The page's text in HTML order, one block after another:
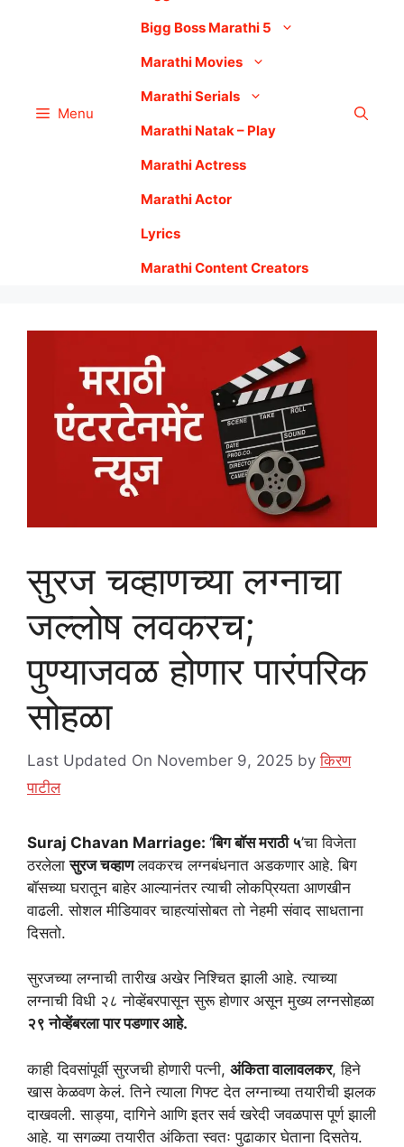
Menu
Bigg Boss Marathi 5
Marathi Movies
Marathi Serials
Marathi Natak – Play
Marathi Actress
Marathi Actor
Lyrics
Marathi Content Creators
सुरज चव्हाणच्या लग्नाचा
जल्लोष लवकरच;
पुण्याजवळ होणार पारंपरिक
सोहळा
Last Updated On November 9, 2025 byकिरण
पाटील
Suraj Chavan Marriage: ‘बिग बॉस मराठी ५’चा विजेता
ठरलेलासुरज चव्हाणलवकरच लग्नबंधनात अडकणार आहे. बिग
बॉसच्या घरातून बाहेर आल्यानंतर त्याची लोकप्रियता आणखीन
वाढली. सोशल मीडियावर चाहत्यांसोबत तो नेहमी संवाद साधताना
दिसतो.
सुरजच्या लग्नाची तारीख अखेर निश्चित झाली आहे. त्याच्या
लग्नाची विधी २८ नोव्हेंबरपासून सुरू होणार असून मुख्य लग्नसोहळा
२९ नोव्हेंबरला पार पडणार आहे.
काही दिवसांपूर्वी सुरजची होणारी पत्नी, अंकिता वालावलकर, हिने
खास केळवण केलं. तिने त्याला गिफ्ट देत लग्नाच्या तयारीची झलक
दाखवली. साड्या, दागिने आणि इतर सर्व खरेदी जवळपास पूर्ण झाली
आहे. या सगळ्या तयारीत अंकिता स्वतः पुढाकार घेताना दिसतेय.